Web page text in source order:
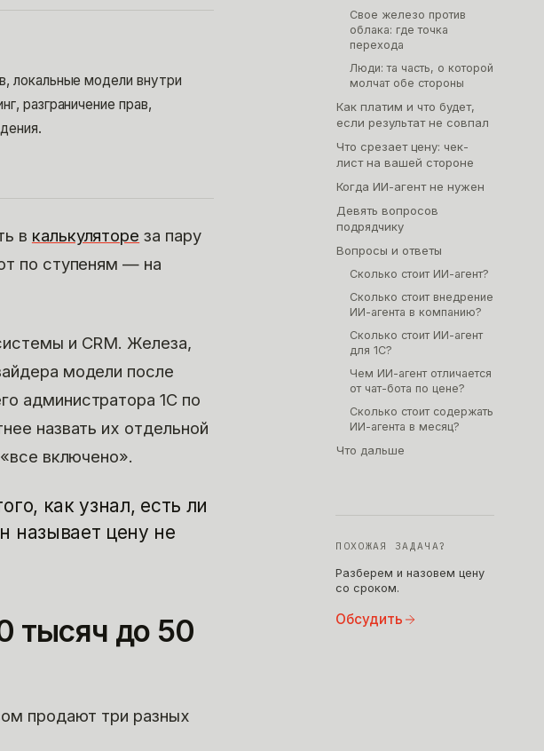
локальные модели внутри
разграничение прав,
в калькуляторе за пару
по ступеням — на
и CRM. Железа,
модели после
администратора 1С по
назвать их отдельной
включено».
как узнал, есть ли
называет цену не
тысяч до 50
продают три разных
Свое железо против
облака: где точка
перехода
Люди: та часть, о которой
молчат обе стороны
Как платим и что будет,
если результат не совпал
Что срезает цену: чек-
лист на вашей стороне
Когда ИИ-агент не нужен
Девять вопросов
подрядчику
Вопросы и ответы
Сколько стоит ИИ-агент?
Сколько стоит внедрение
ИИ-агента в компанию?
Сколько стоит ИИ-агент
для 1С?
Чем ИИ-агент отличается
от чат-бота по цене?
Сколько стоит содержать
ИИ-агента в месяц?
Что дальше
ПОХОЖАЯ ЗАДАЧА?
Разберем и назовем цену
со сроком.
Обсудить